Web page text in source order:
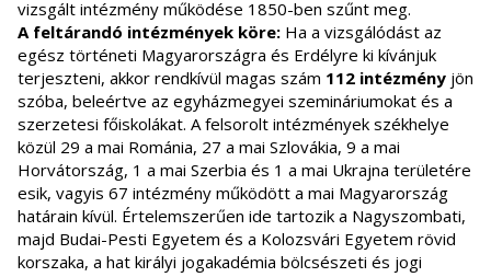
vizsgált intézmény működése 1850-ben szűnt meg.
A feltárandó intézmények köre: Ha a vizsgálódást az
egész történeti Magyarországra és Erdélyre ki kívánjuk
terjeszteni, akkor rendkívül magas szám 112 intézmény jön
szóba, beleértve az egyházmegyei szemináriumokat és a
szerzetesi főiskolákat. A felsorolt intézmények székhelye
közül 29 a mai Románia, 27 a mai Szlovákia, 9 a mai
Horvátország, 1 a mai Szerbia és 1 a mai Ukrajna területére
esik, vagyis 67 intézmény működött a mai Magyarország
határain kívül. Értelemszerűen ide tartozik a Nagyszombati,
majd Budai-Pesti Egyetem és a Kolozsvári Egyetem rövid
korszaka, a hat királyi jogakadémia bölcsészeti és jogi